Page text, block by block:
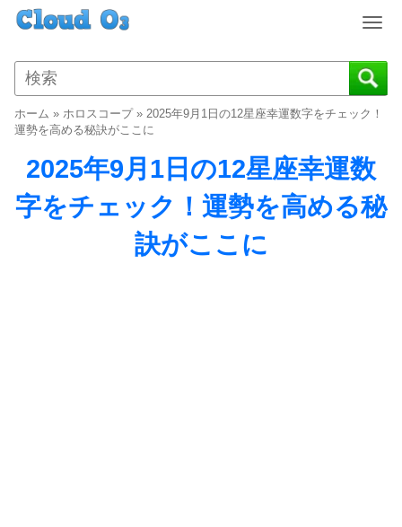
T
g
g
a
v
i
g
ホーム » ホロスコープ» 2025年9月1日の12星座幸運数字をチェック！
運勢を高める秘訣がここに
2025年9月1日の12星座幸運数
字をチェック！運勢を高める秘
訣がここに